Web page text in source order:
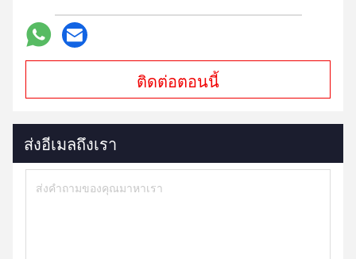
ติดต่อตอนนี้
ส่งอีเมลถึงเรา